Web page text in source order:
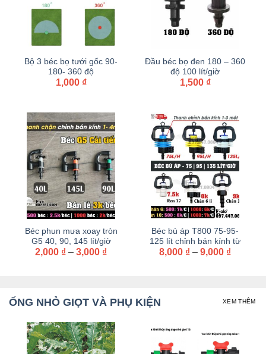
Bộ 3 béc bọ tưới gốc 90-
180- 360 độ
1,000 ₫
Đầu béc bọ đen 180 – 360
độ 100 lít/giờ
1,500 ₫
Béc phun mưa xoay tròn
G5 40, 90, 145 lít/giờ
chỉnh bán kính từ 1-4 mét
2,000 ₫ – 3,000 ₫Khoảng
3,000 ₫
Béc bù áp T800 75-95-
125 lít chỉnh bán kính từ
1-3 mét
8,000 ₫ – 9,000 ₫Khoảng
9,000 ₫
ỐNG NHỎ GIỌT VÀ PHỤ KIỆN XEM THÊM